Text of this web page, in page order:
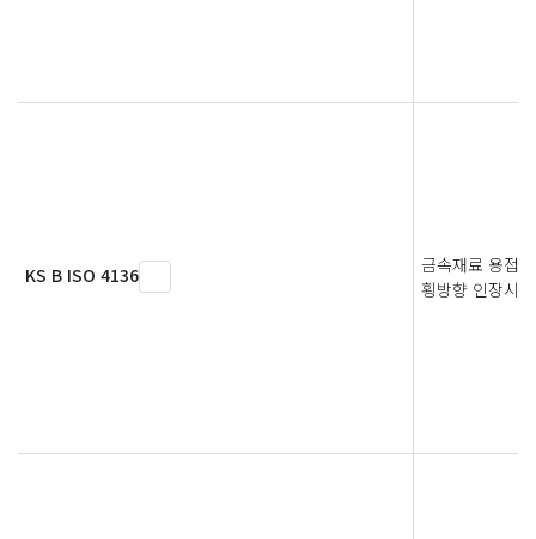
KS B ISO 4136
금속재료 용접
횡방향 인장시험